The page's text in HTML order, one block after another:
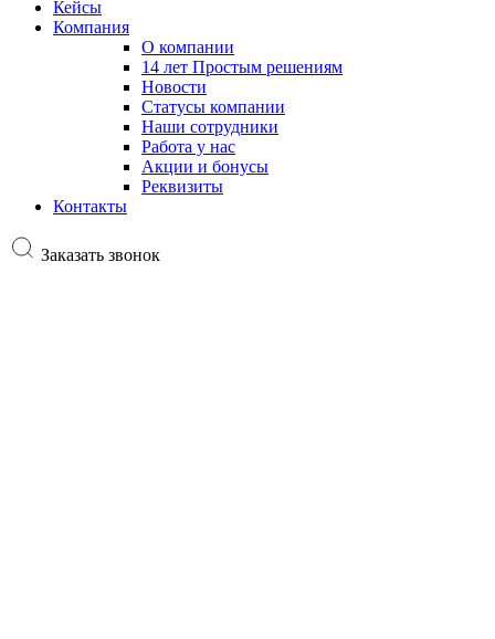
Кейсы
Компания
О компании
14 лет Простым решениям
Новости
Статусы компании
Наши сотрудники
Работа у нас
Акции и бонусы
Реквизиты
Контакты
Заказать звонок